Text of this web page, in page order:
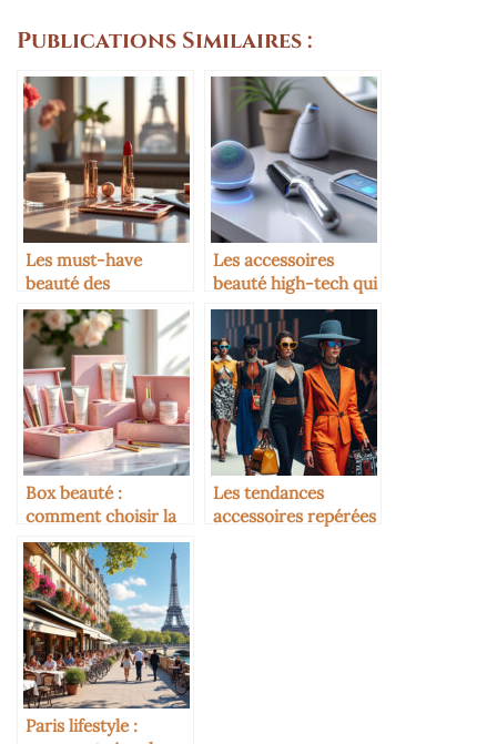
Publications Similaires :
Les must-have
beauté des
Parisiennes pressées
Les accessoires
beauté high-tech qui
changent tout
Box beauté :
comment choisir la
bonne pour vous
Les tendances
accessoires repérées
Paris lifestyle :